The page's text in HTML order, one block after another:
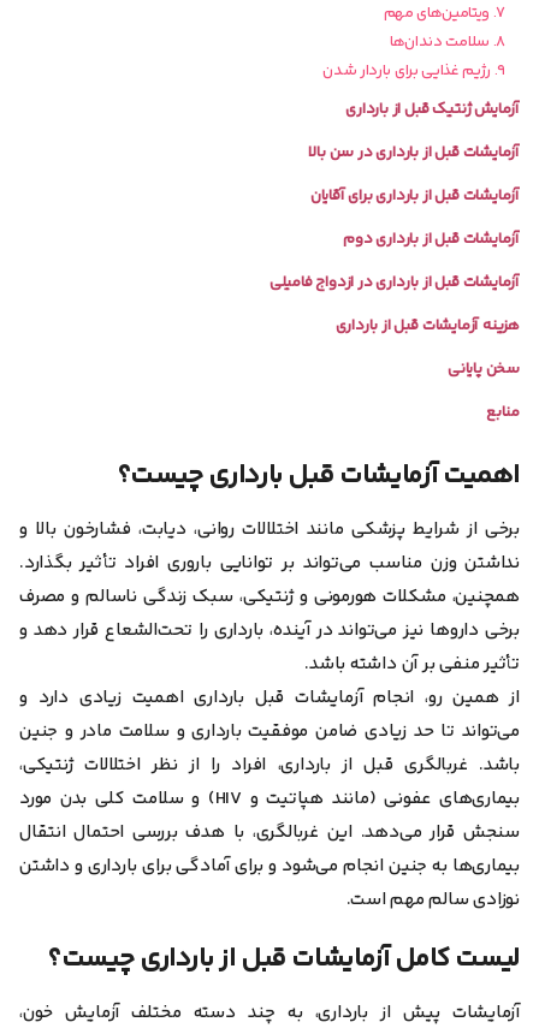
۷. ویتامین‌های مهم
۸. سلامت دندان‌ها
۹. رژیم غذایی برای باردار شدن
آزمایش ژنتیک قبل از بارداری
آزمایشات قبل از بارداری در سن بالا
آزمایشات قبل از بارداری برای آقایان
آزمایشات قبل از بارداری دوم
آزمایشات قبل از بارداری در ازدواج فامیلی
هزینه آزمایشات قبل از بارداری
سخن پایانی
منابع
اهمیت آزمایشات قبل بارداری چیست؟
برخی از شرایط پزشکی مانند اختلالات روانی، دیابت، فشار‌خون بالا و
نداشتن وزن مناسب می‌تواند بر توانایی باروری افراد تأثیر بگذارد.
همچنین، مشکلات هورمونی و ژنتیکی، سبک زندگی نا‌سالم و مصرف
برخی دارو‌ها نیز می‌تواند در آینده، بارداری را تحت‌الشعاع قرار دهد و
تأثیر منفی بر آن داشته باشد.
از همین رو، انجام آزمایشات قبل بارداری اهمیت زیادی دارد و
می‌تواند تا حد زیادی ضامن موفقیت بارداری و سلامت مادر و جنین
باشد. غربالگری قبل از بارداری، افراد را از نظر اختلالات ژنتیکی،
بیماری‌های عفونی (مانند هپاتیت و HIV) و سلامت کلی بدن مورد
سنجش قرار می‌دهد. این غربالگری، با هدف بررسی احتمال انتقال
بیماری‌ها به جنین انجام می‌شود و برای آمادگی برای بارداری و داشتن
نوزادی سالم مهم است.
لیست کامل آزمایشات قبل از بارداری چیست؟
آزمایشات پیش از بارداری، به چند دسته مختلف آزمایش خون،